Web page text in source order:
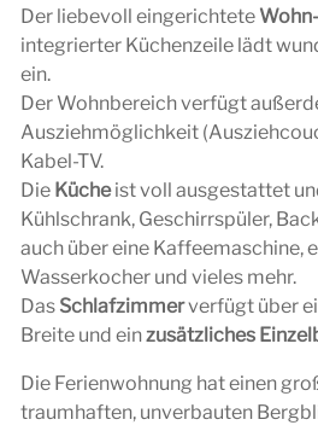
Der liebevoll eingerichtete
integrierter Küchenzeile lädt
ein.
Der Wohnbereich verfügt
Ausziehmöglichkeit
Kabel-TV.
Die Kücheist voll ausgestattet
Kühlschrank, Geschirrspüler,
auch über eine Kaffeemaschine,
Wasserkocher und vieles mehr.
Das Schlafzimmerverfügt über
Breite und einzusätzliches
Die Ferienwohnung hat einen
traumhaften, unverbauten